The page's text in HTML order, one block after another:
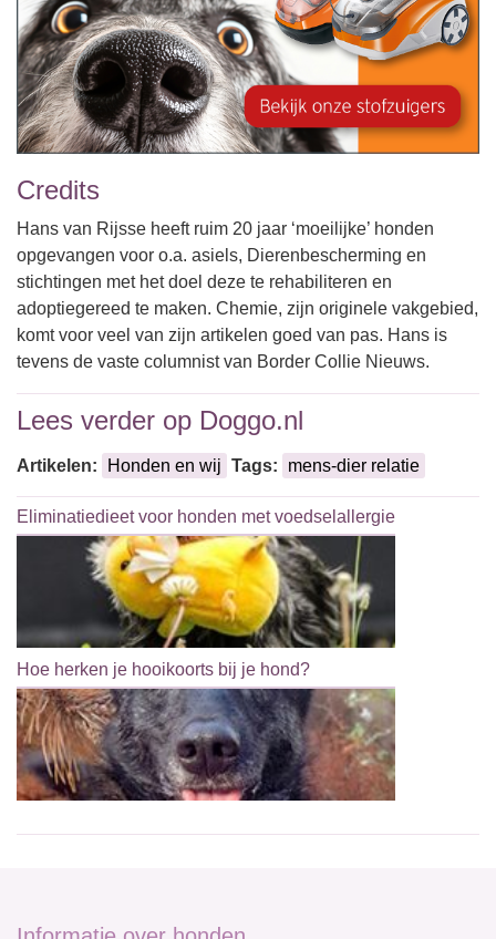
Credits
Hans van Rijsse heeft ruim 20 jaar ‘moeilijke’ honden
opgevangen voor o.a. asiels, Dierenbescherming en
stichtingen met het doel deze te rehabiliteren en
adoptiegereed te maken. Chemie, zijn originele vakgebied,
komt voor veel van zijn artikelen goed van pas. Hans is
tevens de vaste columnist van Border Collie Nieuws.
Lees verder op Doggo.nl
Artikelen: Honden en wij Tags: mens-dier relatie
Eliminatiedieet voor honden met voedselallergie
Hoe herken je hooikoorts bij je hond?